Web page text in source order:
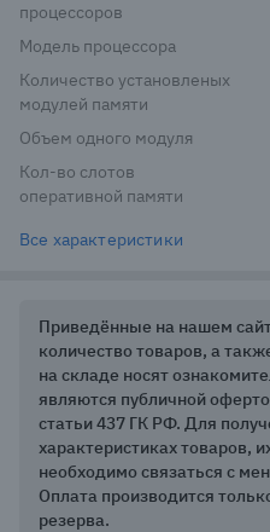
процессоров
Модель процессора
Количество установленых
модулей памяти
Объем одного модуля
Кол-во слотов
оперативной памяти
Все характеристики
Приведённые на нашем
количество товаров, а
на складе носят
являются публичной
статьи 437 ГК РФ. Для
характеристиках товаров,
необходимо связаться с
Оплата производится
резерва.